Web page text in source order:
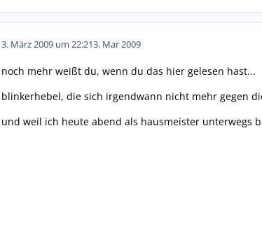
3. März 2009 um 22:213. Mar 2009
noch mehr weißt du, wenn du das hier gelesen hast...
blinkerhebel, die sich irgendwann nicht mehr gegen
und weil ich heute abend als hausmeister unterwegs